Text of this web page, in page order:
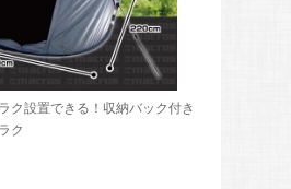
ク設置できる！収納バック付き
ク